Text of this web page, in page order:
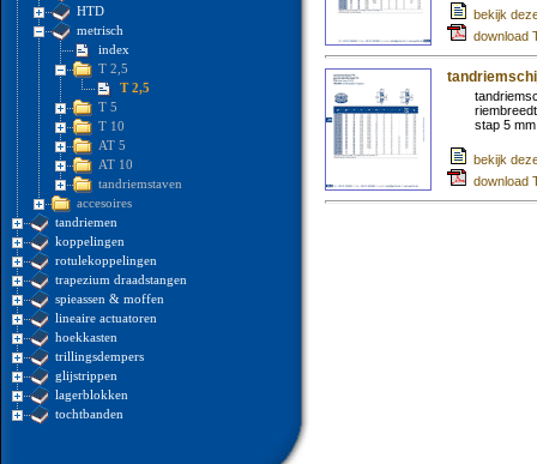
HTD
metrisch
index
T 2,5
T 2,5
T 5
T 10
AT 5
AT 10
tandriemstaven
accesoires
tandriemen
koppelingen
rotulekoppelingen
trapezium draadstangen
spieassen & moffen
lineaire actuatoren
hoekkasten
trillingsdempers
glijstrippen
lagerblokken
tochtbanden
bekijk
download
stap 5 mm
bekijk
download